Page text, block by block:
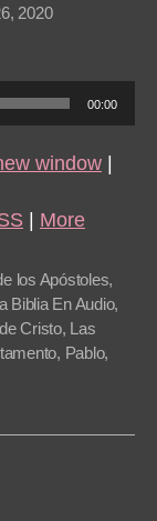
2020
00:00
window
More
los Apóstoles,
Biblia En Audio,
Cristo, Las
, Pablo,